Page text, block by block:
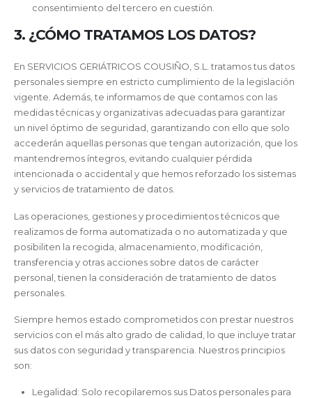
consentimiento del tercero en cuestión.
3. ¿CÓMO TRATAMOS LOS DATOS?
En SERVICIOS GERIÁTRICOS COUSIÑO, S.L. tratamos tus datos
personales siempre en estricto cumplimiento de la legislación
vigente. Además, te informamos de que contamos con las
medidas técnicas y organizativas adecuadas para garantizar
un nivel óptimo de seguridad, garantizando con ello que solo
accederán aquellas personas que tengan autorización, que los
mantendremos íntegros, evitando cualquier pérdida
intencionada o accidental y que hemos reforzado los sistemas
y servicios de tratamiento de datos.
Las operaciones, gestiones y procedimientos técnicos que
realizamos de forma automatizada o no automatizada y que
posibiliten la recogida, almacenamiento, modificación,
transferencia y otras acciones sobre datos de carácter
personal, tienen la consideración de tratamiento de datos
personales.
Siempre hemos estado comprometidos con prestar nuestros
servicios con el más alto grado de calidad, lo que incluye tratar
sus datos con seguridad y transparencia. Nuestros principios
son:
Legalidad: Solo recopilaremos sus Datos personales para